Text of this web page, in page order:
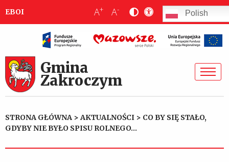
EBOI A+ A- Polish
Gmina
Zakroczym
STRONA GŁÓWNA >AKTUALNOŚCI > CO BY SIĘ STAŁO,
GDYBY NIE BYŁO SPISU ROLNEGO…